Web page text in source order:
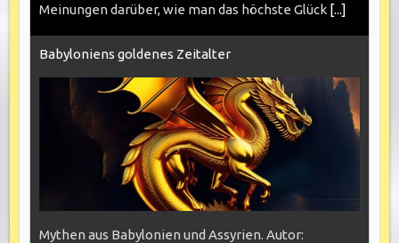
Meinungen darüber, wie man das höchste Glück [...]
Babyloniens goldenes Zeitalter
Mythen aus Babylonien und Assyrien. Autor: